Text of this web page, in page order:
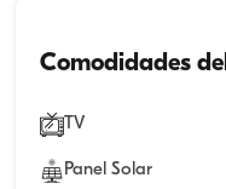
Comodidades
TV
Panel Solar